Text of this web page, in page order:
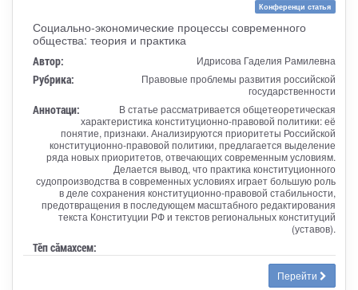
Конференци статья
Социально-экономические процессы современного
общества: теория и практика
Автор: Идрисова Гаделия Рамилевна
Рубрика:
Правовые проблемы развития российской
государственности
Аннотаци:
В статье рассматривается общетеоретическая
характеристика конституционно-правовой политики: её
понятие, признаки. Анализируются приоритеты Российской
конституционно-правовой политики, предлагается выделение
ряда новых приоритетов, отвечающих современным условиям.
Делается вывод, что практика конституционного
судопроизводства в современных условиях играет большую роль
в деле сохранения конституционно-правовой стабильности,
предотвращения в последующем масштабного редактирования
текста Конституции РФ и текстов региональных конституций
(уставов).
Тӗп сӑмахсем:
Перейти